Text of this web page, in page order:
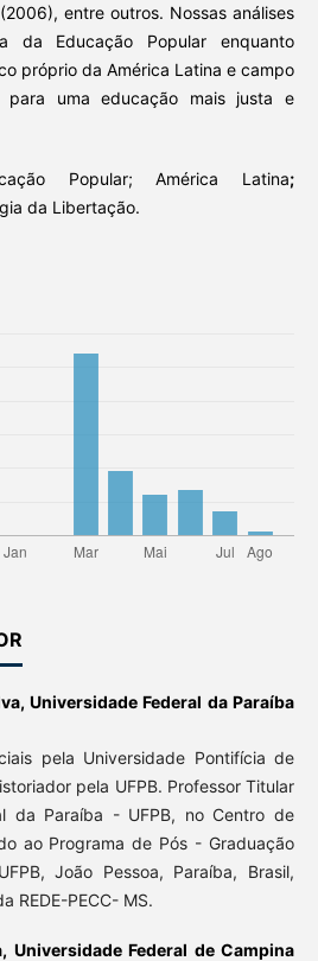
entre outros. Nossas análises
da Educação Popular enquanto
próprio da América Latina e campo
para uma educação mais justa e
Popular; América Latina;
da Libertação.
Universidade Federal da Paraíba
pela Universidade Pontifícia de
pela UFPB. Professor Titular
da Paraíba - UFPB, no Centro de
ao Programa de Pós - Graduação
João Pessoa, Paraíba, Brasil,
REDE-PECC- MS.
Universidade Federal de Campina